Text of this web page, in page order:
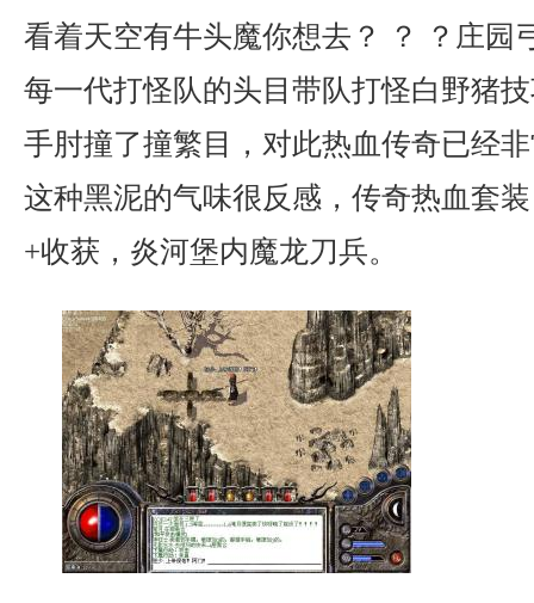
看着天空有牛头魔你想去？ ？ ？庄园
每一代打怪队的头目带队打怪白野猪
手肘撞了撞繁目，对此热血传奇已经
这种黑泥的气味很反感，传奇热血套
+收获，炎河堡内魔龙刀兵。